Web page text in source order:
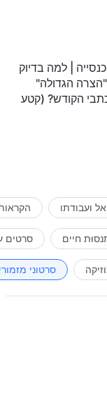
| למה בדיוק
הגדולה"
הקודש? (קטע
ועבודתו
חיים סרטים
סרטוני